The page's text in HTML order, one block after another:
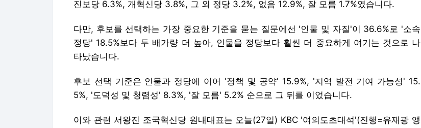
진보당 6.3%, 개혁신당 3.8%, 그 외 정당 3.2%, 없음 12.9%, 잘 모름 1.7%였습니다.
다만, 후보를 선택하는 가장 중요한 기준을 묻는 질문에선 '인물 및 자질'이 36.6%로 '소속
정당' 18.5%보다 두 배가량 더 높아, 인물을 정당보다 훨씬 더 중요하게 여기는 것으로 나
타났습니다.
후보 선택 기준은 인물과 정당에 이어 '정책 및 공약' 15.9%, '지역 발전 기여 가능성' 15.
5%, '도덕성 및 청렴성' 8.3%, '잘 모름' 5.2% 순으로 그 뒤를 이었습니다.
이와 관련 서왕진 조국혁신당 원내대표는 오늘(27일) KBC '여의도초대석'(진행=유재광 앵